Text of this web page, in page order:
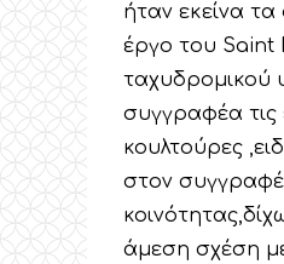
ήταν εκείνα
έργο του Saint
ταχυδρομικού
συγγραφέα τις
κουλτούρες
στον
άμεση σχέση